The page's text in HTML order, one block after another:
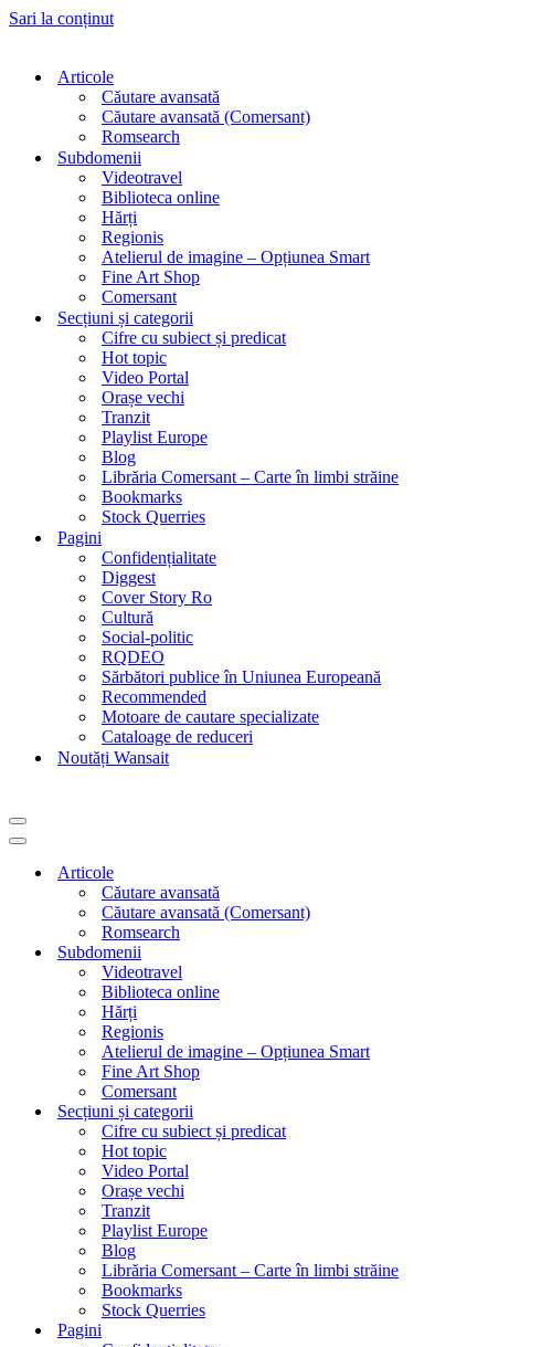
Sari la conținut
Articole
Căutare avansată
Căutare avansată (Comersant)
Romsearch
Subdomenii
Videotravel
Biblioteca online
Hărți
Regionis
Atelierul de imagine – Opțiunea Smart
Fine Art Shop
Comersant
Secțiuni și categorii
Cifre cu subiect și predicat
Hot topic
Video Portal
Orașe vechi
Tranzit
Playlist Europe
Blog
Librăria Comersant – Carte în limbi străine
Bookmarks
Stock Querries
Pagini
Confidențialitate
Diggest
Cover Story Ro
Cultură
Social-politic
RQDEO
Sărbători publice în Uniunea Europeană
Recommended
Motoare de cautare specializate
Cataloage de reduceri
Noutăți Wansait
Meniu
de
Meniu
navigareArticole
Căutare avansată
Căutare avansată (Comersant)
Romsearch
Subdomenii
Videotravel
Biblioteca online
Hărți
Regionis
Atelierul de imagine – Opțiunea Smart
Fine Art Shop
Comersant
Secțiuni și categorii
Cifre cu subiect și predicat
Hot topic
Video Portal
Orașe vechi
Tranzit
Playlist Europe
Blog
Librăria Comersant – Carte în limbi străine
Bookmarks
Stock Querries
Pagini